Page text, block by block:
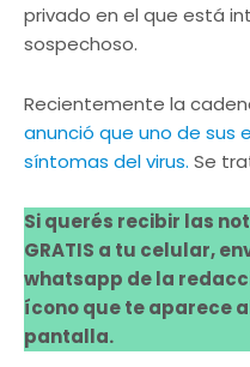
privado en el que está
sospechoso.
Recientemente la
anunció que uno de sus
síntomas del virus. Se
Si querés recibir las
GRATIS a tu celular,
whatsapp de la
ícono que te aparece
pantalla.